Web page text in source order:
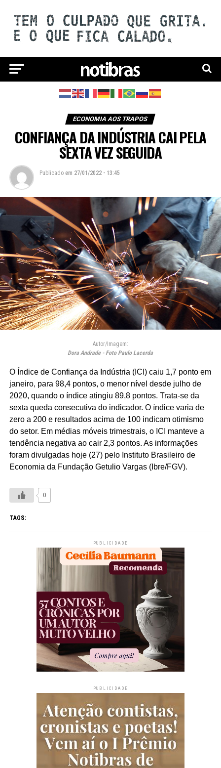
ECONOMIA AOS TRAPOS
CONFIANÇA DA INDÚSTRIA CAI PELA
SEXTA VEZ SEGUIDA
Publicado em 27/01/2022 - 13:45
Autor/Imagem:
Dora Andrade - Foto Paulo Lacerda
O Índice de Confiança da Indústria (ICI) caiu 1,7 ponto em
janeiro, para 98,4 pontos, o menor nível desde julho de
2020, quando o índice atingiu 89,8 pontos. Trata-se da
sexta queda consecutiva do indicador. O índice varia de
zero a 200 e resultados acima de 100 indicam otimismo
do setor. Em médias móveis trimestrais, o ICI manteve a
tendência negativa ao cair 2,3 pontos. As informações
foram divulgadas hoje (27) pelo Instituto Brasileiro de
Economia da Fundação Getulio Vargas (Ibre/FGV).
0
TAGS:
PUBLICIDADE
PUBLICIDADE